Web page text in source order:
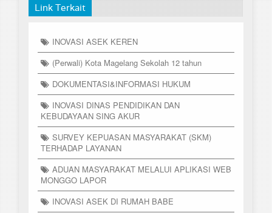
Link Terkait
INOVASI ASEK KEREN
(Perwali) Kota Magelang Sekolah 12 tahun
DOKUMENTASI&INFORMASI HUKUM
INOVASI DINAS PENDIDIKAN DAN
KEBUDAYAAN SING AKUR
SURVEY KEPUASAN MASYARAKAT (SKM)
TERHADAP LAYANAN
ADUAN MASYARAKAT MELALUI APLIKASI WEB
MONGGO LAPOR
INOVASI ASEK DI RUMAH BABE